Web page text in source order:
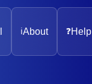
ℹ️About ❓Help